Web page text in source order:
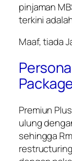
pinjaman
terkini
Maaf, tiada
Premiun
ulung
sehingga